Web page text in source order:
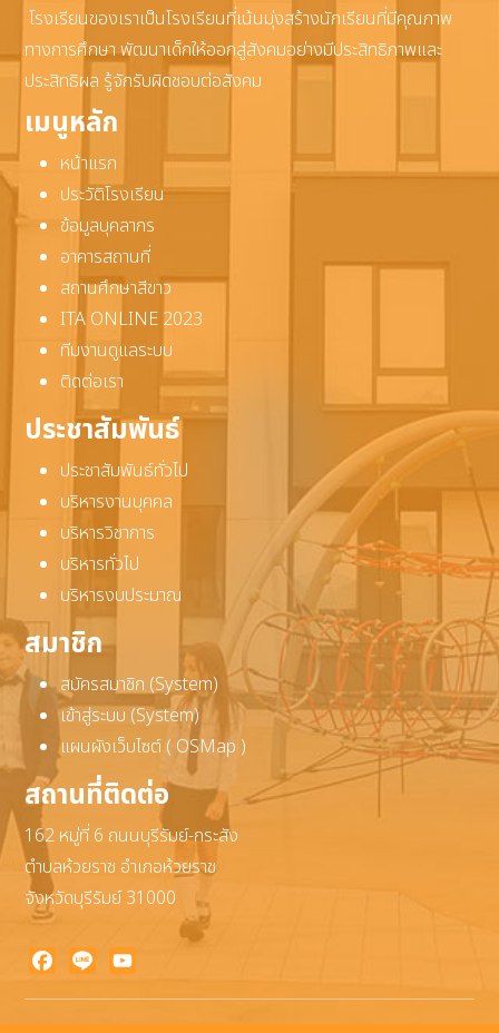
โรงเรียนของเราเป็นโรงเรียนที่เน้นมุ่งสร้างนักเรียนที่มีคุณภาพ
ทางการศึกษา พัฒนาเด็กให้ออกสู่สังคมอย่างมีประสิทธิภาพและ
ประสิทธิผล รู้จักรับผิดชอบต่อสังคม
เมนูหลัก
หน้าแรก
ประวัติโรงเรียน
ข้อมูลบุคลากร
อาคารสถานที่
สถานศึกษาสีขาว
ITA ONLINE 2023
ทีมงานดูแลระบบ
ติดต่อเรา
ประชาสัมพันธ์
ประชาสัมพันธ์ทั่วไป
บริหารงานบุคคล
บริหารวิชาการ
บริหารทั่วไป
บริหารงบประมาณ
สมาชิก
สมัครสมาชิก (System)
เข้าสู่ระบบ (System)
แผนผังเว็บไซต์ ( OSMap )
สถานที่ติดต่อ
162 หมู่ที่ 6 ถนนบุรีรัมย์-กระสัง
ตำบลห้วยราช อำเภอห้วยราช
จังหวัดบุรีรัมย์ 31000